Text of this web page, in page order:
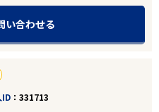
い合わせる
ID 331713